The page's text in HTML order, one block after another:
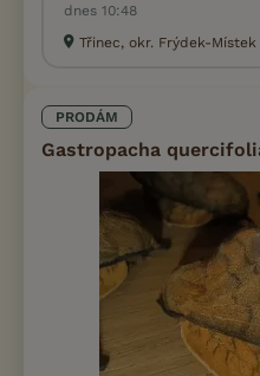
dnes 10:48
Třinec, okr. Frýdek-Místek
PRODÁM
Gastropacha